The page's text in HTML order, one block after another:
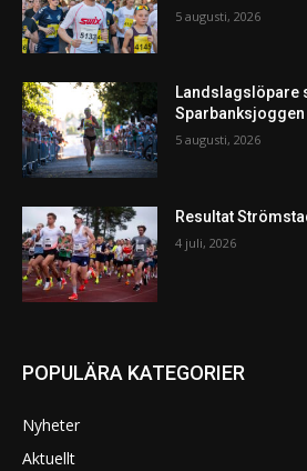
5 augusti, 2026
Landslagslöpare
5 augusti, 2026
Resultat
4 juli, 2026
POPULÄRA KATEGORIER
Nyheter
Aktuellt